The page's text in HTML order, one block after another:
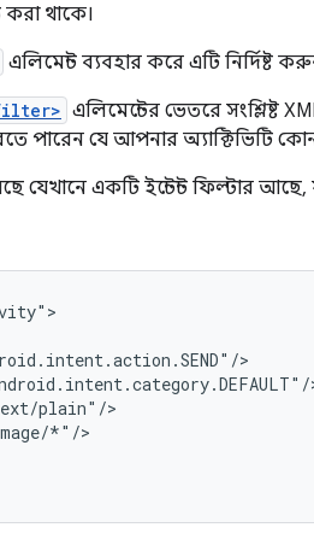
করা থাকে।
এলিমেন্ট ব্যবহার করে এটি নির্দিষ্ট
এলিমেন্টের ভেতরে সংশ্লিষ্ট
পারেন যে আপনার অ্যাক্টিভিটি
যেখানে একটি ইন্টেন্ট ফিল্টার